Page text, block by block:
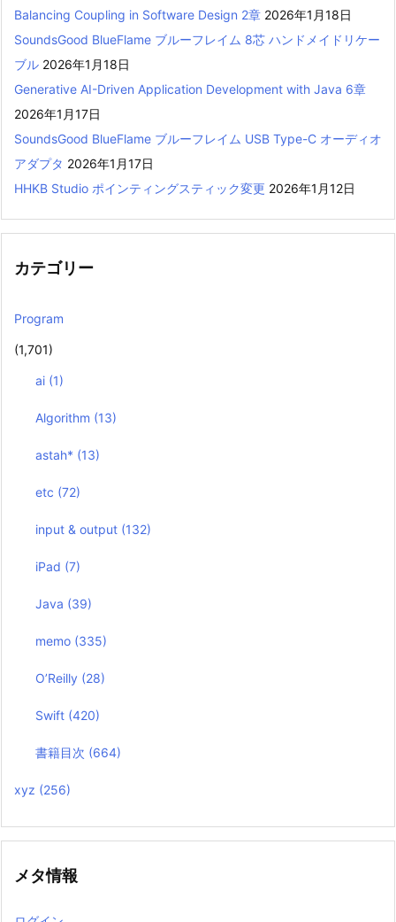
Balancing Coupling in Software Design 2章 2026年1月18日
SoundsGood BlueFlame ブルーフレイム 8芯 ハンドメイドリケー
ブル 2026年1月18日
Generative AI-Driven Application Development with Java 6章
2026年1月17日
SoundsGood BlueFlame ブルーフレイム USB Type-C オーディオ
アダプタ 2026年1月17日
HHKB Studio ポインティングスティック変更 2026年1月12日
カテゴリー
Program
(1,701)
ai (1)
Algorithm (13)
astah* (13)
etc (72)
input & output (132)
iPad (7)
Java (39)
memo (335)
O’Reilly (28)
Swift (420)
書籍目次 (664)
xyz (256)
メタ情報